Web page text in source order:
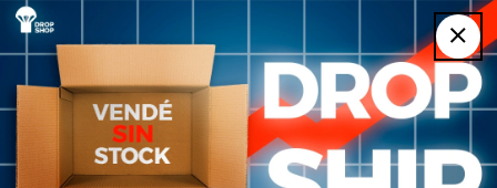
Parches Reparación Bicicleta x 48 + Solución Calidad
SUMART TOOLS
Kit de Reparación Cámara Pinchazo Bicicleta Parche
Completo SUMART TOOLS